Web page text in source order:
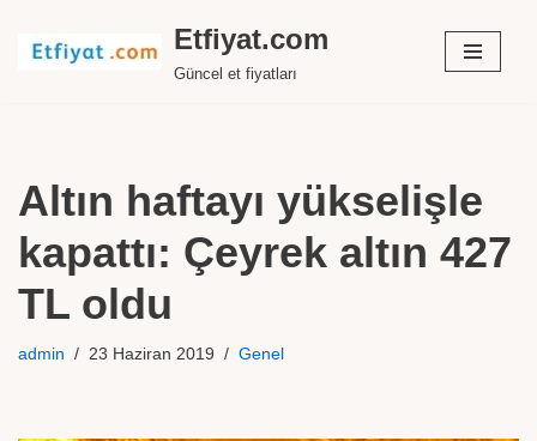
İçeriğe
Etfiyat.com
Güncel et fiyatları
Altın haftayı yükselişle
kapattı: Çeyrek altın 427
TL oldu
admin 23 Haziran 2019 Genel